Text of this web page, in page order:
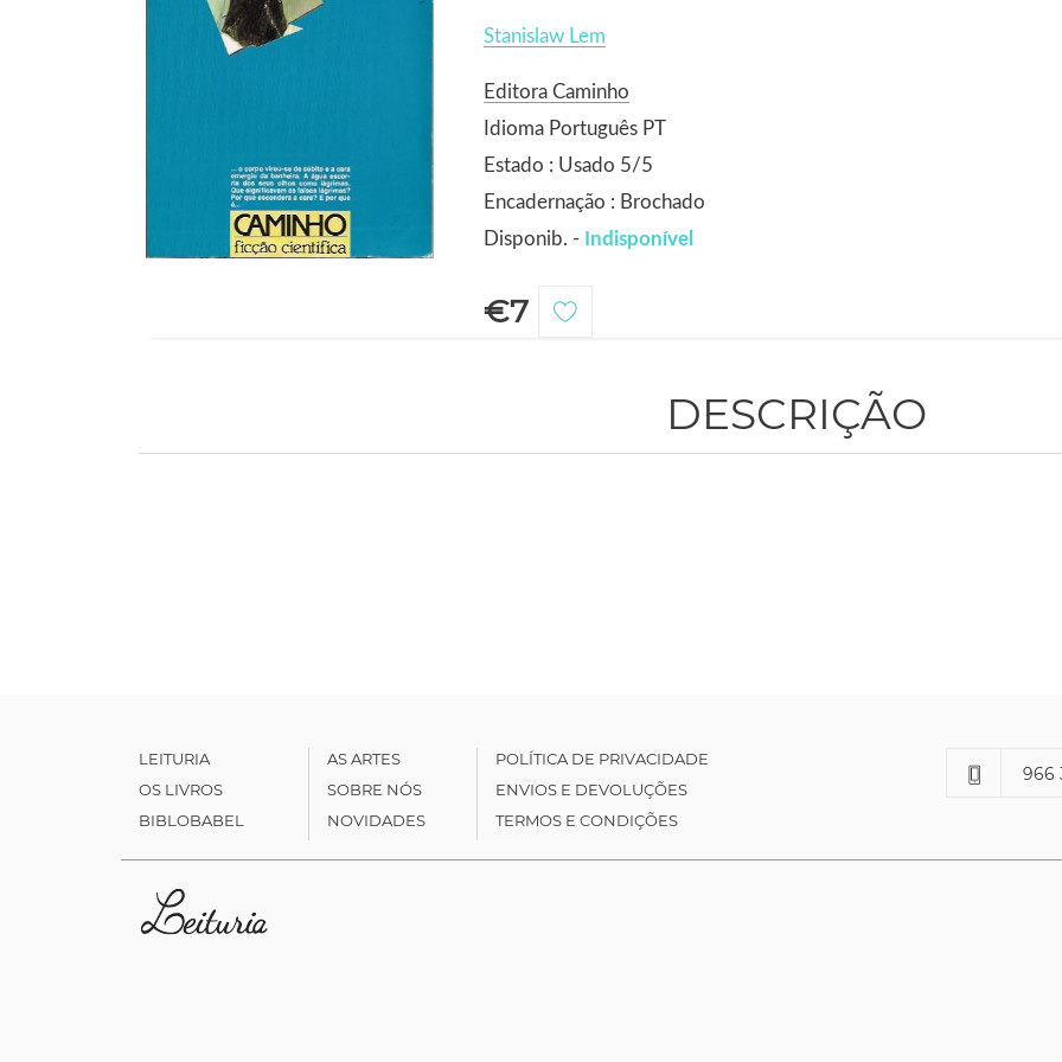
Stanislaw Lem
Editora Caminho
Idioma Português PT
Estado : Usado 5/5
Encadernação : Brochado
Disponib. - Indisponível
€7
DESCRIÇÃO
LEITURIA
OS LIVROS
BIBLOBABEL
AS ARTES
SOBRE NÓS
NOVIDADES
POLÍTICA DE PRIVACIDADE
ENVIOS E DEVOLUÇÕES
TERMOS E CONDIÇÕES
966